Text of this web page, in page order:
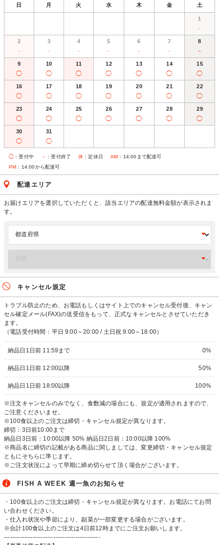
日 月 火 水 木 金 土
1
－
2
－
3
－
4
－
5
－
6
－
7
－
8
－
9
◯
10
◯
11
◯
12
◯
13
◯
14
◯
15
◯
16
◯
17
◯
18
◯
19
◯
20
◯
21
◯
22
◯
23
◯
24
◯
25
◯
26
◯
27
◯
28
◯
29
◯
30
◯
31
◯
◯ ：受付中 － ：受付終了 休 ：定休日 AM ：14:00まで配達可
PM ：14:00から配達可
配達エリア
お届けエリアを選択していただくと、該当エリアの配達無料金額が表示されま
す。
キャンセル規定
トラブル防止のため、お電話もしくはサイト上でのキャンセル受付後、キャン
セル確定メール(FAX)の送受信をもって、正式なキャンセルとさせていただき
ます。
（電話受付時間：平日 9:00～20:00 / 土日祝 9:00～18:00）
納品日1日前 11:59まで 0%
納品日1日前 12:00以降 50%
納品日1日前 18:00以降 100%
※注文キャンセルのみでなく、食数減の場合にも、規定が適用されますので、
ご注意くださいませ。
※100食以上のご注文は締切・キャンセル規定が異なります。
締切：3日前10:00まで
納品日3日前：10:00以降 50% 納品日2日前：10:00以降 100%
※商品名に締切の記載がある商品に関しましては、変更締切・キャンセル規定
ともにそちらに準じます。
※ご注文状況によって早期に締め切らせて頂く場合がございます。
FISH A WEEK 週一魚のお知らせ
・100食以上のご注文は締切・キャンセル規定が異なります。お電話にてお問
い合わせください。
・仕入れ状況や季節により、副菜が一部変更する場合がございます。
※合計100食以上のご注文は4日前12時までにご注文お願いします。
-----------------------------------------------